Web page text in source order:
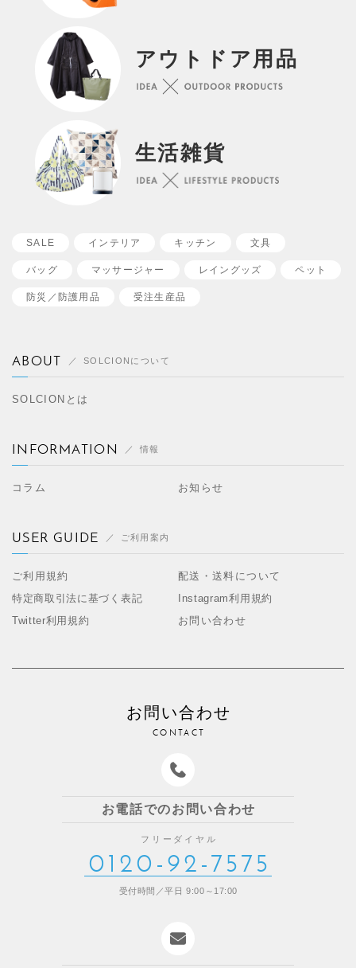
アウトドア用品
生活雑貨
SALE インテリア キッチン 文具
バッグ マッサージャー レイングッズ ペット
防災／ 防護用品 受注生産品
ABOUT SOLCIONについて
SOLCIONとは
INFORMATION 情報
コラム お知らせ
USER GUIDE ご利用案内
ご利用規約
配送・送料について
特定商取引法に基づく表記
Instagram利用規約
Twitter利用規約
お問い合わせ
お問い合わせ
CONTACT
お電話でのお問い合わせ
フリーダイヤル
0120-92-7575
受付時間／平日 9:00～17:00